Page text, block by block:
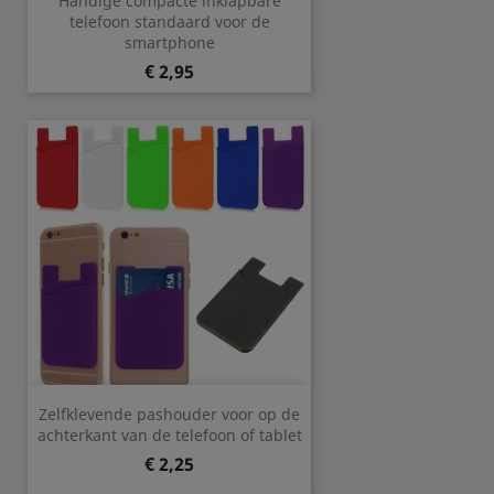
telefoon standaard voor de
smartphone
Prijs
€ 2,95
Zelfklevende pashouder voor op de
achterkant van de telefoon of tablet
Prijs
€ 2,25